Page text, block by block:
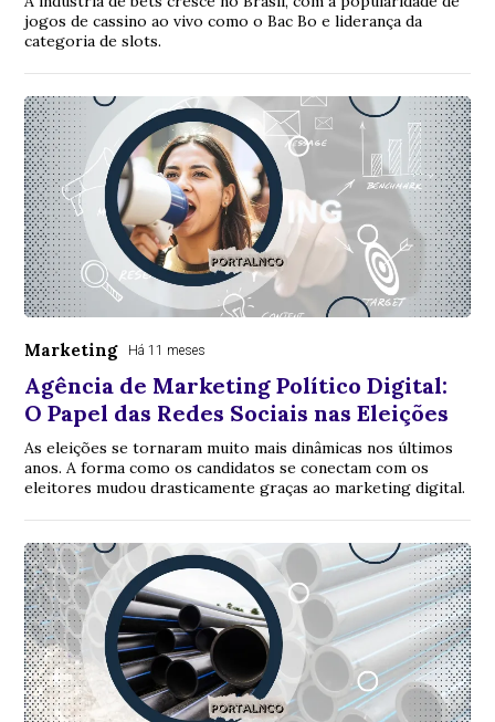
jogos de cassino ao vivo como o Bac Bo e liderança da
categoria de slots.
Marketing Há 11 meses
Agência de Marketing Político Digital:
O Papel das Redes Sociais nas Eleições
As eleições se tornaram muito mais dinâmicas nos últimos
anos. A forma como os candidatos se conectam com os
eleitores mudou drasticamente graças ao marketing digital.